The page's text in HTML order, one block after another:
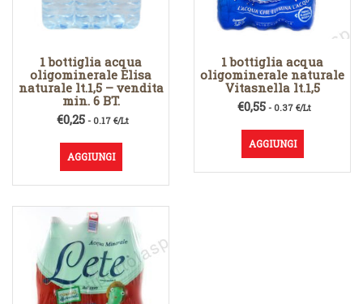
1 bottiglia acqua
oligominerale Elisa
naturale lt.1,5 – vendita
min. 6 BT.
€0,25 - 0.17 €/Lt
AGGIUNGI
1 bottiglia acqua
oligominerale naturale
Vitasnella lt.1,5
€0,55 - 0.37 €/Lt
AGGIUNGI